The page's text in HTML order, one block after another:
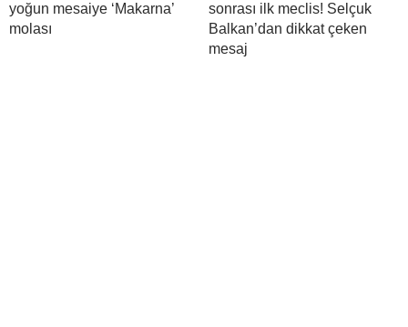
yoğun mesaiye ‘Makarna’
molası
sonrası ilk meclis! Selçuk
Balkan’dan dikkat çeken
mesaj